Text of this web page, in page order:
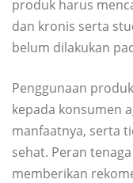
produk harus
dan kronis serta
belum dilakukan
Penggunaan
kepada konsumen
manfaatnya, serta
sehat. Peran
memberikan